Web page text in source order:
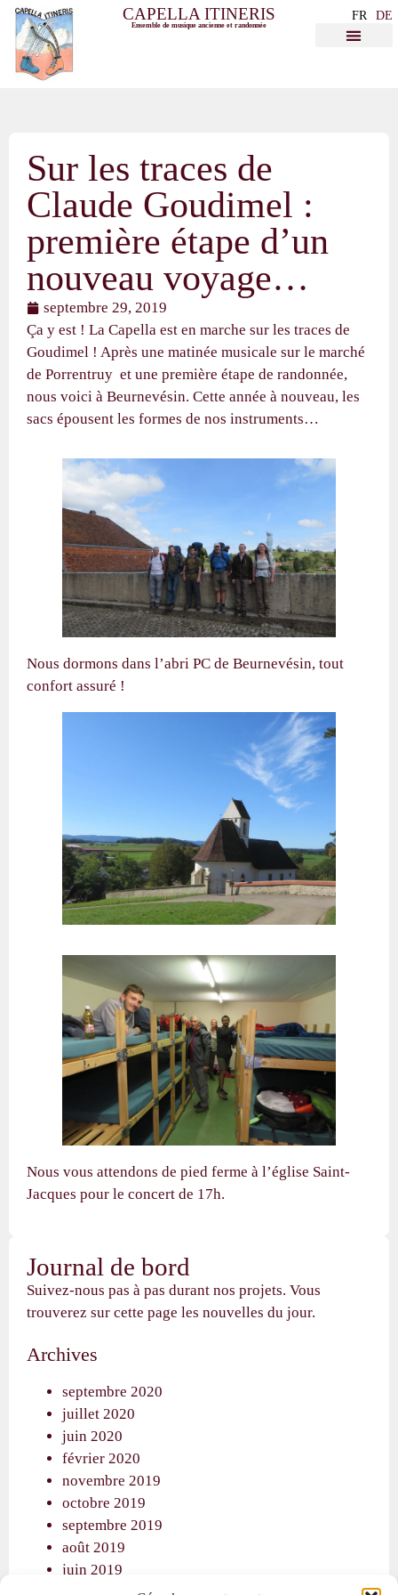
CAPELLA ITINERIS
Ensemble de musique ancienne et randonnée
FR DE
Sur les traces de
Claude Goudimel :
première étape d’un
nouveau voyage…
septembre 29, 2019
Ça y est ! La Capella est en marche sur les traces de
Goudimel ! Après une matinée musicale sur le marché
de Porrentruy et une première étape de randonnée,
nous voici à Beurnevésin. Cette année à nouveau, les
sacs épousent les formes de nos instruments…
Nous dormons dans l’abri PC de Beurnevésin, tout
confort assuré !
Nous vous attendons de pied ferme à l’église Saint-
Jacques pour le concert de 17h.
Journal de bord
Suivez-nous pas à pas durant nos projets. Vous
trouverez sur cette page les nouvelles du jour.
Archives
septembre 2020
juillet 2020
juin 2020
février 2020
novembre 2019
octobre 2019
septembre 2019
août 2019
juin 2019